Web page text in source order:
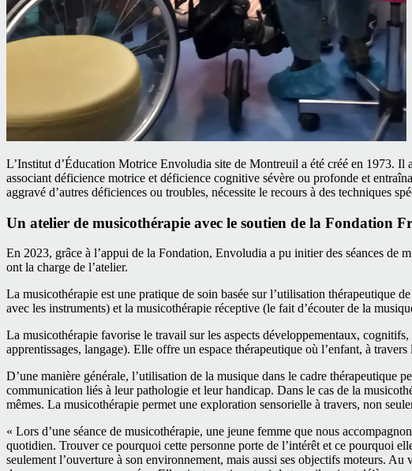
L’Institut d’Éducation Motrice Envoludia site de Montreuil a été créé en 1973. Il
associant déficience motrice et déficience cognitive sévère ou profonde et
aggravé d’autres déficiences ou troubles, nécessite le recours à des techniques
Un atelier de musicothérapie avec le soutien de la Fondation
En 2023, grâce à l’appui de la Fondation, Envoludia a pu initier des séances de
ont la charge de l’atelier.
La musicothérapie est une pratique de soin basée sur l’utilisation thérapeutique
avec les instruments) et la musicothérapie réceptive (le fait d’écouter de la
La musicothérapie favorise le travail sur les aspects développementaux,
apprentissages, langage). Elle offre un espace thérapeutique où l’enfant, à
D’une manière générale, l’utilisation de la musique dans le cadre thérapeutique
communication liés à leur pathologie et leur handicap. Dans le cas de la
mêmes. La musicothérapie permet une exploration sensorielle à travers, non
« Lors d’une séance de musicothérapie, une jeune femme que nous
quotidien. Trouver ce pourquoi cette personne porte de l’intérêt et ce pourquoi
seulement l’ouverture à son environnement, mais aussi ses objectifs moteurs.